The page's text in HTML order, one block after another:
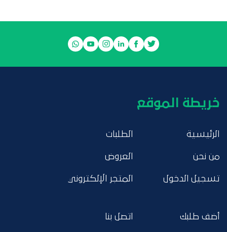
خريطة الموقع
الرئيسية
من نحن
تسجيل الدخول
الطلبات
العروض
المتجر الإلكتروني
أضف طلبك اتصل بنا